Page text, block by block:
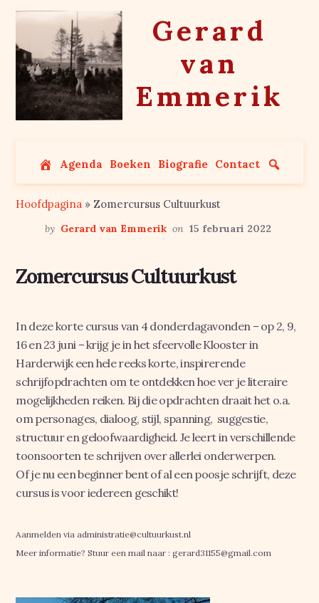
Gerard
van
Emmerik
Agenda Boeken Biografie Contact
Hoofdpagina »Zomercursus Cultuurkust
by Gerard van Emmerik on 15 februari 2022
Zomercursus Cultuurkust
In deze korte cursus van 4 donderdagavonden – op 2, 9,
16 en 23 juni – krijg je in het sfeervolle Klooster in
Harderwijk een hele reeks korte, inspirerende
schrijfopdrachten om te ontdekken hoe ver je literaire
mogelijkheden reiken. Bij die opdrachten draait het o.a.
om personages, dialoog, stijl, spanning, suggestie,
structuur en geloofwaardigheid. Je leert in verschillende
toonsoorten te schrijven over allerlei onderwerpen.
Of je nu een beginner bent of al een poosje schrijft, deze
cursus is voor iedereen geschikt!
Aanmelden via administratie@cultuurkust.nl
Meer informatie? Stuur een mail naar : gerard31155@gmail.com